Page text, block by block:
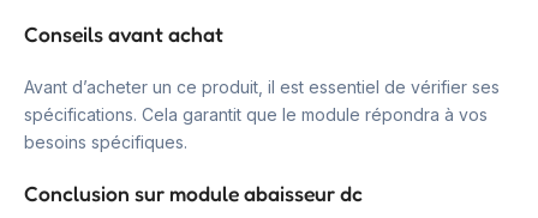
Conseils avant achat
Avant d’acheter un ce produit, il est essentiel de vérifier ses
spécifications. Cela garantit que le module répondra à vos
besoins spécifiques.
Conclusion sur module abaisseur dc